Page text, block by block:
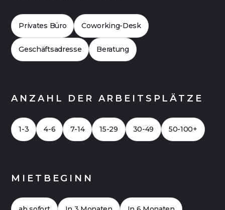
Offices auch finanziell attraktiv sein können.
Hier geht es zu einer
Case Study 2026
Büro mit bis zu 20 Arbeitsplätzen.
Privates Büro Coworking-Desk
Geschäftsadresse Beratung
ANZAHL DER ARBEITSPLÄTZE
1-3 4-6 7-14 15-29 30-49 50-100+
MIETBEGINN